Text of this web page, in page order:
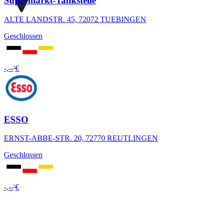
ALTE LANDSTR. 45, 72072 TUEBINGEN
Geschlossen
-,---€
ESSO
ERNST-ABBE-STR. 20, 72770 REUTLINGEN
Geschlossen
-,---€